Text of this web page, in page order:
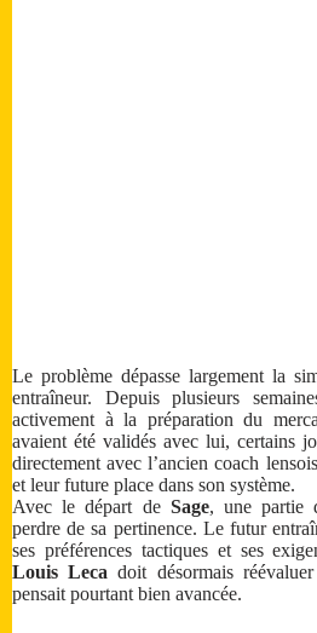
Le problème dépasse largement la
entraîneur. Depuis plusieurs
activement à la préparation du
avaient été validés avec lui, certains
directement avec l’ancien coach
et leur future place dans son système.
Avec le départ de Sage, une partie
perdre de sa pertinence. Le futur
ses préférences tactiques et ses
Louis Leca doit désormais
pensait pourtant bien avancée.